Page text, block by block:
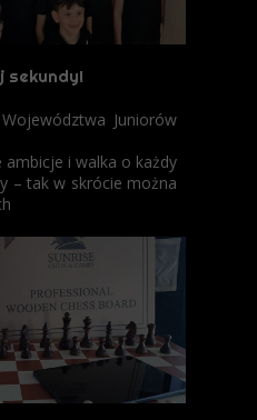
sekundy!
Juniorów
ambicje i walka o każdy
– tak w skrócie można